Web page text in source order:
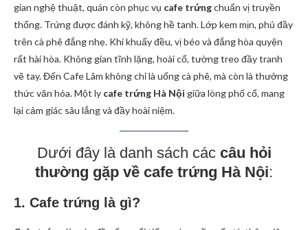
gian nghệ thuật, quán còn phục vụ cafe trứngchuẩn vị truyền
thống. Trứng được đánh kỹ, không hề tanh. Lớp kem mịn, phủ đầy
trên cà phê đắng nhẹ. Khi khuấy đều, vị béo và đắng hòa quyện
rất hài hòa. Không gian tĩnh lặng, hoài cổ, tường treo đầy tranh
vẽ tay. Đến Cafe Lâm không chỉ là uống cà phê, mà còn là thưởng
thức văn hóa. Một ly cafe trứng Hà Nội giữa lòng phố cổ, mang
lại cảm giác sâu lắng và đầy hoài niệm.
Dưới đây là danh sách các câu hỏi
thường gặp về cafe trứng Hà Nội:
1. Cafe trứng là gì?